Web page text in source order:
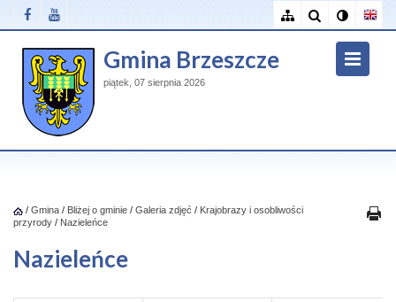
Gmina Brzeszcze
piątek, 07 sierpnia 2026
/ Gmina / Bliżej o gminie / Galeria zdjęć / Krajobrazy i osobliwości
przyrody / Nazieleńce
Nazieleńce